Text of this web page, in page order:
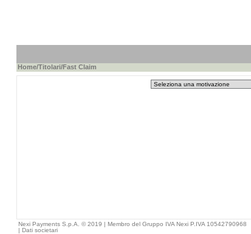
Home/Titolari/Fast Claim
Nexi Payments S.p.A. © 2019 | Membro del Gruppo IVA Nexi P.IVA 10542790968
| Dati societari